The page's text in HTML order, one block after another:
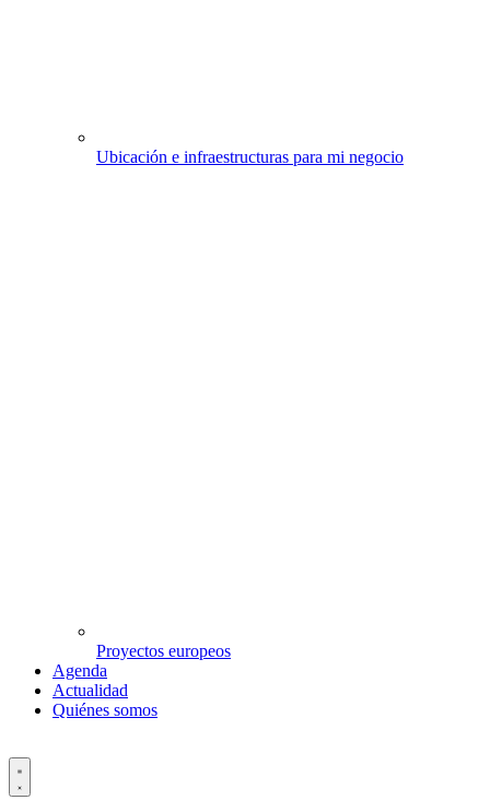
Ubicación e infraestructuras para mi negocio
Proyectos europeos
Agenda
Actualidad
Quiénes somos